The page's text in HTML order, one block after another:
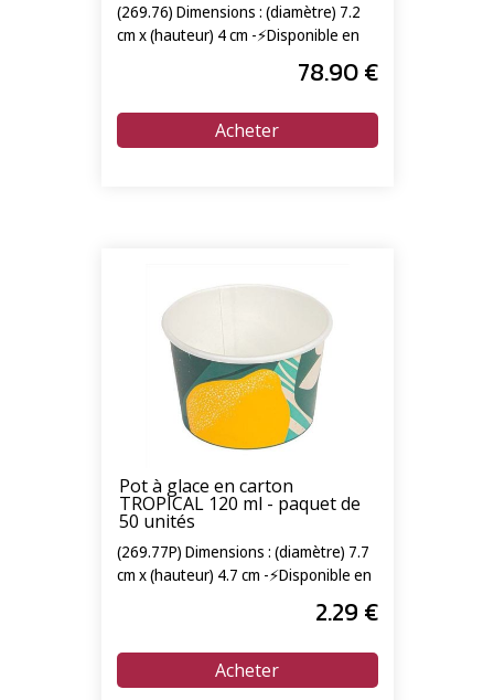
(269.76) Dimensions : (diamètre) 7.2
cm x (hauteur) 4 cm -⚡Disponible en
78.90€
Pot à glace en carton
TROPICAL 120 ml - paquet de
50 unités
(269.77P) Dimensions : (diamètre) 7.7
cm x (hauteur) 4.7 cm -⚡Disponible en
2.29 €